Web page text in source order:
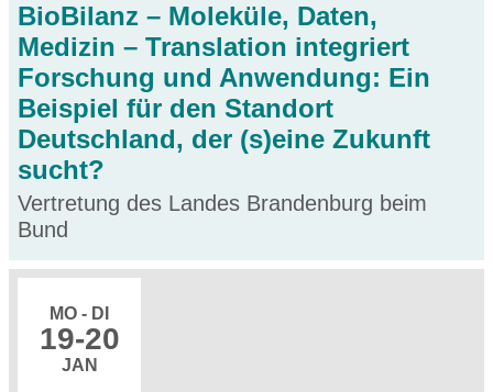
BioBilanz – Moleküle, Daten,
Medizin – Translation integriert
Forschung und Anwendung: Ein
Beispiel für den Standort
Deutschland, der (s)eine Zukunft
sucht?
Vertretung des Landes Brandenburg beim
Bund
MO - DI
19-20
JAN